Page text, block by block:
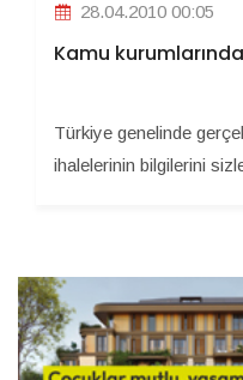
28.04.2010 00:05
Kamu
Türkiye genelinde
ihalelerinin bilgilerini